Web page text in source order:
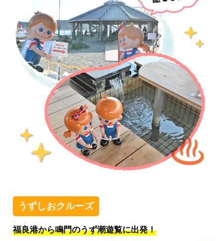
うずしおクルーズ
福良港から鳴門のうず潮遊覧に出発！